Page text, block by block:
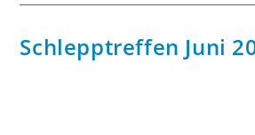
Schlepptreffen Juni